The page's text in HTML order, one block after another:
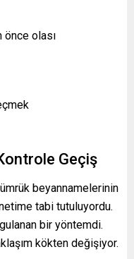
önce olası
Geçiş
beyannamelerinin
tabi tutuluyordu.
bir yöntemdi.
kökten değişiyor.